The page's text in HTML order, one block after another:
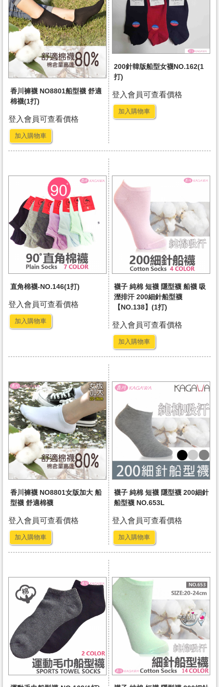
香川褲襪 NO8801船型襪 舒適
棉襪(1打)
登入會員可查看價格
加入購物車
200針韓版船型女襪NO.162(1
打)
登入會員可查看價格
加入購物車
直角棉襪-NO.146(1打)
登入會員可查看價格
加入購物車
襪子 純棉 短襪 隱型襪 船襪 吸
溼排汗 200細針船型襪
【NO.138】(1打)
登入會員可查看價格
加入購物車
香川褲襪 NO8801女版加大 船
型襪 舒適棉襪
登入會員可查看價格
加入購物車
襪子 純棉 短襪 隱型襪 200細針
船型襪 NO.653L
登入會員可查看價格
加入購物車